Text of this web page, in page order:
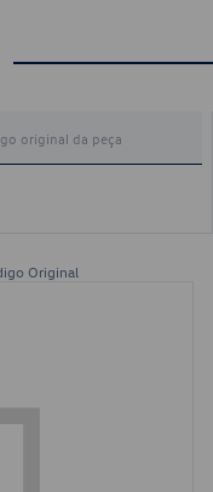
Original